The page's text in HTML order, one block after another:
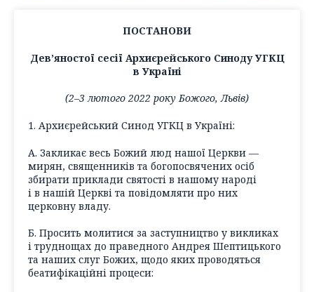
ПОСТАНОВИ
Дев’яностої сесії Архиєрейського Синоду УГКЦ
в Україні
(2–3 лютого 2022 року Божого, Львів)
1. Архиєрейський Синод УГКЦ в Україні:
А. Закликає весь Божий люд нашої Церкви —
мирян, священників та богопосвячених осіб
збирати приклади святості в нашому народі
і в нашій Церкві та повідомляти про них
церковну владу.
Б. Просить молитися за заступництво у викликах
і труднощах до праведного Андрея Шептицького
та наших слуг Божих, щодо яких проводяться
беатифікаційні процеси: